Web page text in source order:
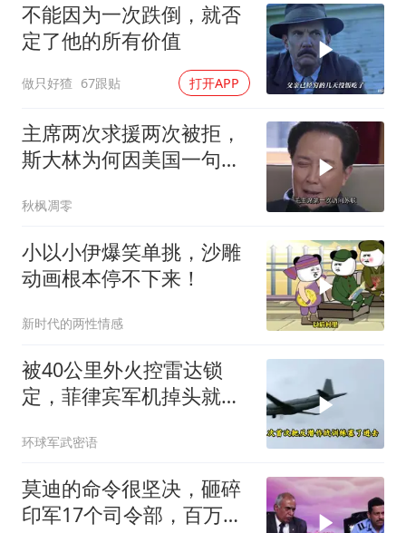
不能因为一次跌倒，就否
定了他的所有价值
做只好猹 67跟贴 打开APP
主席两次求援两次被拒，
斯大林为何因美国一句话
秋枫凋零
小以小伊爆笑单挑，沙雕
动画根本停不下来！
新时代的两性情感
被40公里外火控雷达锁
定，菲律宾军机掉头就
场
环球军武密语
莫迪的命令很坚决，砸碎
印军17个司令部，百万印